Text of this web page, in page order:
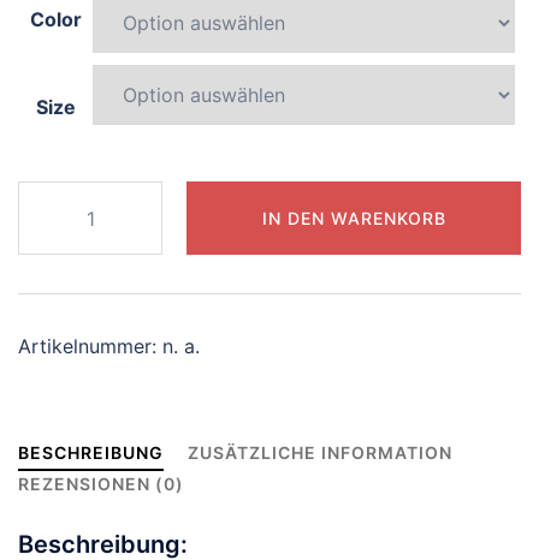
Color
Size
mysterious-
penguin
Menge
IN DEN WARENKORB
Artikelnummer: n. a.
BESCHREIBUNG
ZUSÄTZLICHE INFORMATION
REZENSIONEN (0)
Beschreibung: